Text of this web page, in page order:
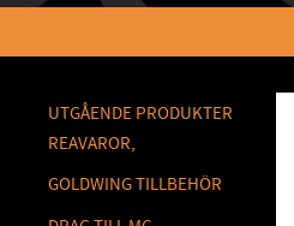
UTGÅENDE PRODUKTER
REAVAROR,
GOLDWING TILLBEHÖR